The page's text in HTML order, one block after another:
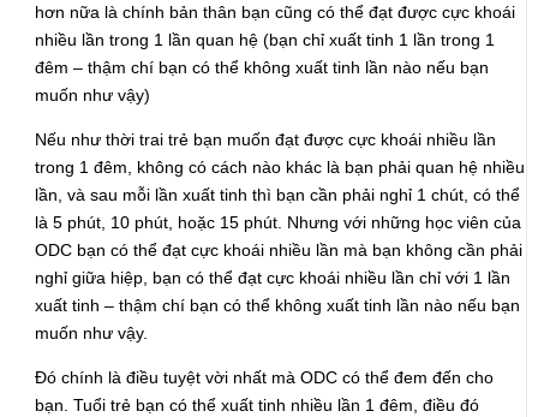
hơn nữa là chính bản thân bạn cũng có thể đạt được cực khoái
nhiều lần trong 1 lần quan hệ (bạn chỉ xuất tinh 1 lần trong 1
đêm – thậm chí bạn có thể không xuất tinh lần nào nếu bạn
muốn như vậy)
Nếu như thời trai trẻ bạn muốn đạt được cực khoái nhiều lần
trong 1 đêm, không có cách nào khác là bạn phải quan hệ nhiều
lần, và sau mỗi lần xuất tinh thì bạn cần phải nghỉ 1 chút, có thể
là 5 phút, 10 phút, hoặc 15 phút. Nhưng với những học viên của
ODC bạn có thể đạt cực khoái nhiều lần mà bạn không cần phải
nghỉ giữa hiệp, bạn có thể đạt cực khoái nhiều lần chỉ với 1 lần
xuất tinh – thậm chí bạn có thể không xuất tinh lần nào nếu bạn
muốn như vậy.
Đó chính là điều tuyệt vời nhất mà ODC có thể đem đến cho
bạn. Tuổi trẻ bạn có thể xuất tinh nhiều lần 1 đêm, điều đó